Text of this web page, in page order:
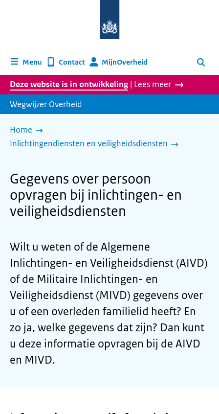
homepage
Menu Contact MijnOverheid Zoeken
Deze website is in ontwikkeling | Lees meer
Wegwijzer Overheid
Home
Inlichtingendiensten en veiligheidsdiensten
Gegevens over persoon
opvragen bij inlichtingen- en
veiligheidsdiensten
Wilt u weten of de Algemene
Inlichtingen- en Veiligheidsdienst (AIVD)
of de Militaire Inlichtingen- en
Veiligheidsdienst (MIVD) gegevens over
u of een overleden familielid heeft? En
zo ja, welke gegevens dat zijn? Dan kunt
u deze informatie opvragen bij de AIVD
en MIVD.